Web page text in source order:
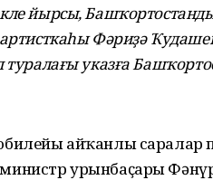
йырсы,
артисткаһы Фәриҙә
туралағы указға
айҡанлы саралар
урынбаҫары